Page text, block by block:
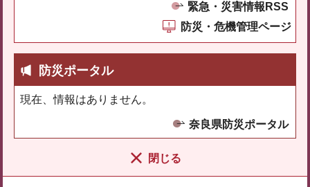
緊急・災害情報RSS
防災・危機管理ページ
防災ポータル
現在、情報はありません。
奈良県防災ポータル
閉じる